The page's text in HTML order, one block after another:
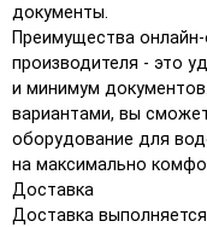
документы.
Преимущества
производителя - это
и минимум
вариантами, вы
оборудование для
на максимально
Доставка
Доставка